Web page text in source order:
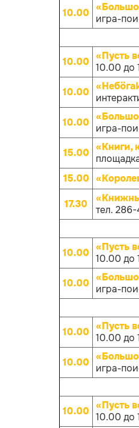
10.00
игра-
10.00 «Пусть
10.00 до
10.00
10.00
игра-
15.00 «Книги,
15.00
17.30
тел.
10.00 «Пусть
10.00 до
10.00
игра-
10.00 «Пусть
10.00 до
10.00
игра-
10.00 «Пусть
10.00 до